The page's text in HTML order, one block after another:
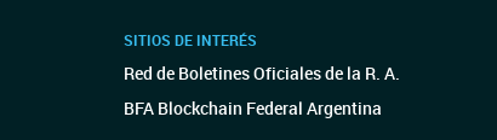
SITIOS DE INTERÉS
Red de Boletines Oficiales de la R. A.
BFA Blockchain Federal Argentina